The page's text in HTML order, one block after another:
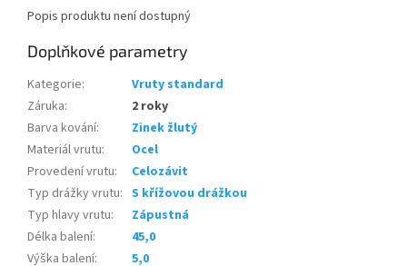
Popis produktu není dostupný
Doplňkové parametry
Kategorie:
Vruty standard
Záruka:
2 roky
Barva kování:
Zinek žlutý
Materiál vrutu:
Ocel
Provedení vrutu:
Celozávit
Typ drážky vrutu: S křížovou drážkou
Typ hlavy vrutu:
Zápustná
Délka balení:
45,0
Výška balení:
5,0